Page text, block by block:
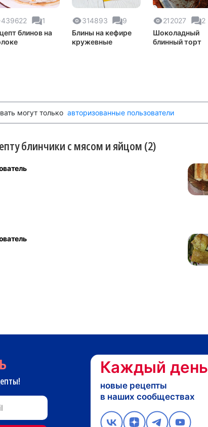
439622
1
блинов на
314893
9
Блины на кефире
кружевные
212027
2
Шоколадный
блинный торт
могут толькоавторизованные пользователи
блинчики с мясом и яйцом (2)
Каждый день
новые рецепты
в наших сообществах